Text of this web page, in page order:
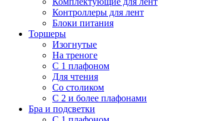
Контроллеры для лент
Блоки питания
Торшеры
Изогнутые
На треноге
С 1 плафоном
Для чтения
Со столиком
С 2 и более плафонами
Бра и подсветки